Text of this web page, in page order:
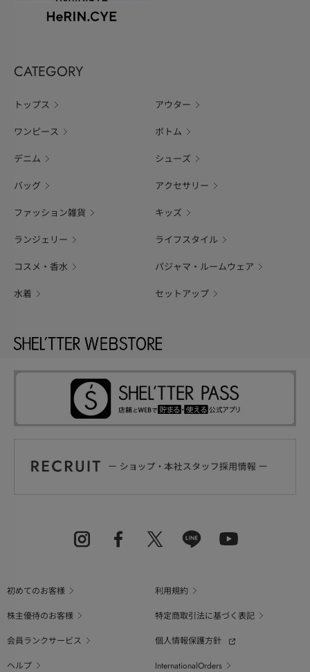
CATEGORY
トップス アウター
ワンピース ボトム
デニム シューズ
バッグ アクセサリー
ファッション雑貨 キッズ
ランジェリー ライフスタイル
コスメ・香水 パジャマ・ルームウェア
水着 セットアップ
初めてのお客様
利用規約
株主優待のお客様
特定商取引法に基づく表記
会員ランクサービス
個人情報保護方針
ヘルプ
InternationalOrders